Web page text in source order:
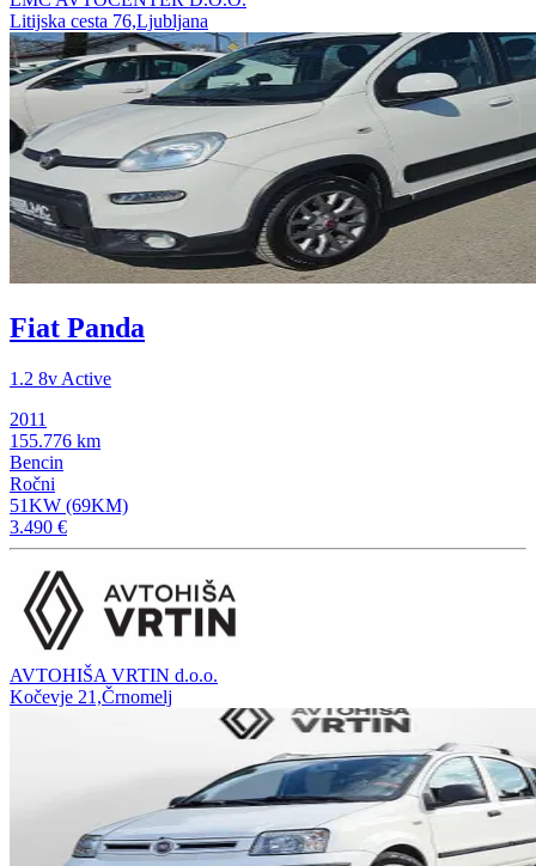
Litijska cesta 76,Ljubljana
Fiat Panda
1.2 8v Active
2011
155.776 km
Bencin
Ročni
51KW (69KM)
3.490 €
AVTOHIŠA VRTIN d.o.o.
Kočevje 21,Črnomelj